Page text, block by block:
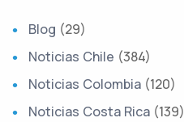
Blog (29)
Noticias Chile (384)
Noticias Colombia (120)
Noticias Costa Rica (139)